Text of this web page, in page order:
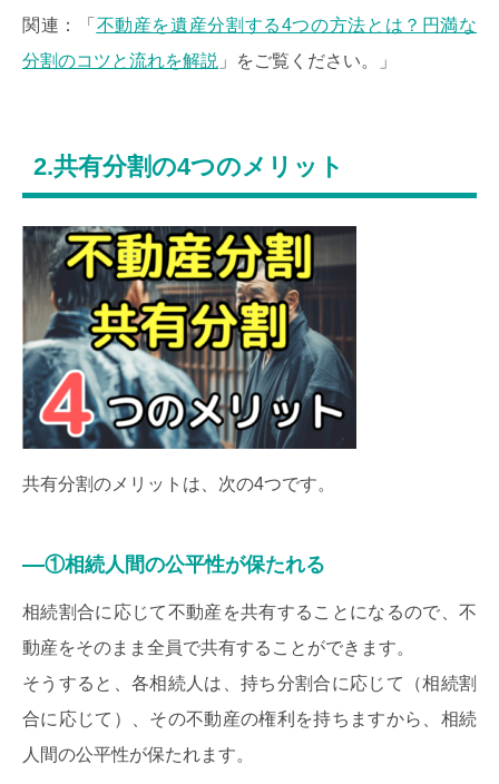
関連：「 不動産を遺産分割する4つの方法とは？円満な
分割のコツと流れを解説 」をご覧ください。」
2.共有分割の4つのメリット
共有分割のメリットは、次の4つです。
①相続人間の公平性が保たれる
相続割合に応じて不動産を共有することになるので、不
動産をそのまま全員で共有することができます。
そうすると、各相続人は、持ち分割合に応じて（相続割
合に応じて）、その不動産の権利を持ちますから、相続
人間の公平性が保たれます。